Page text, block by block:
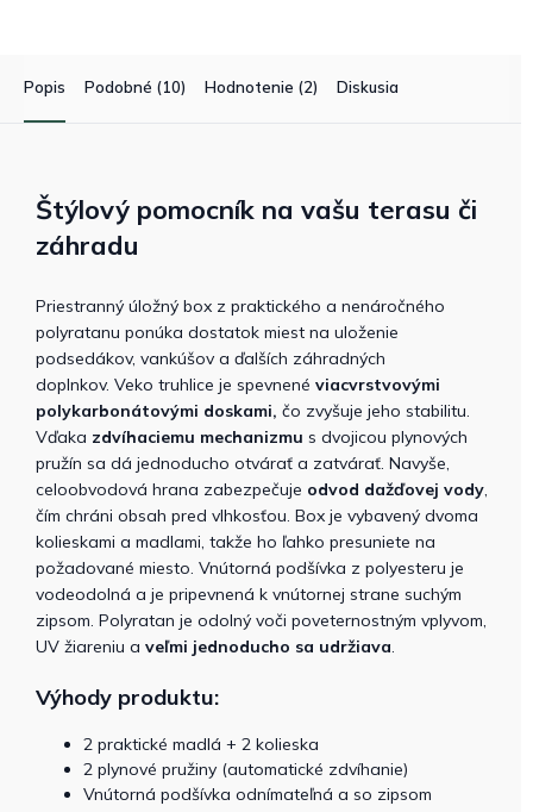
Popis Podobné (10) Hodnotenie (2) Diskusia
Štýlový pomocník na vašu terasu či
záhradu
Priestranný úložný box z praktického a nenáročného
polyratanu ponúka dostatok miest na uloženie
podsedákov, vankúšov a ďalších záhradných
doplnkov. Veko truhlice je spevnené viacvrstvovými
polykarbonátovými doskami, čo zvyšuje jeho stabilitu.
Vďaka zdvíhaciemu mechanizmu s dvojicou plynových
pružín sa dá jednoducho otvárať a zatvárať. Navyše,
celoobvodová hrana zabezpečuje odvod dažďovej vody
čím chráni obsah pred vlhkosťou. Box je vybavený dvoma
kolieskami a madlami, takže ho ľahko presuniete na
požadované miesto. Vnútorná podšívka z polyesteru je
vodeodolná a je pripevnená k vnútornej strane suchým
zipsom. Polyratan je odolný voči poveternostným vplyvom,
UV žiareniu a veľmi jednoducho sa udržiava
Výhody produktu:
2 praktické madlá + 2 kolieska
2 plynové pružiny (automatické zdvíhanie)
Vnútorná podšívka odnímateľná a so zipsom